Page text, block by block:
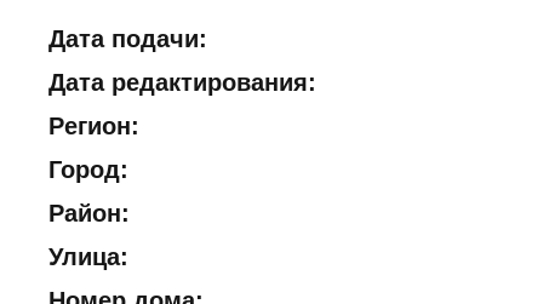
Дата подачи:
Дата редактирования:
Регион:
Город:
Район:
Улица: